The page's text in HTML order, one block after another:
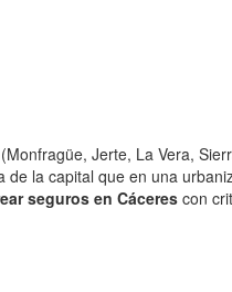
Jerte, La Vera,
de la capital que en una
seguros en Cáceres con